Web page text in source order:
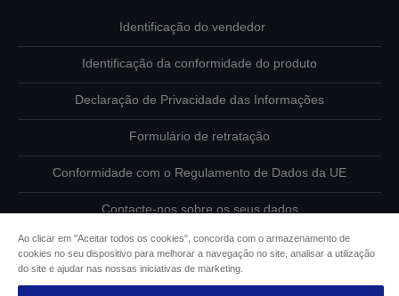
Identificação do vendedor
Identificação da conformidade do produto
Declaração de Privacidade das Informações
Formulário de retratação
Conformidade com o Regulamento de Dados da UE
Contacte-nos sobre os seus dados
Informações sobre cookies
Ao clicar em "Aceitar todos os cookies", concorda com o armazenamento de
cookies no seu dispositivo para melhorar a navegação no site, analisar a utilização
do site e ajudar nas nossas iniciativas de marketing.